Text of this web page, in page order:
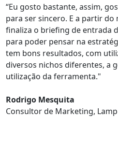
“Eu gosto bastante, assim,
para ser sincero. E a partir
finaliza o briefing de entrada
para poder pensar na
tem bons resultados, com
diversos nichos diferentes, a
utilização da ferramenta."
Rodrigo Mesquita
Consultor de Marketing, Lamp